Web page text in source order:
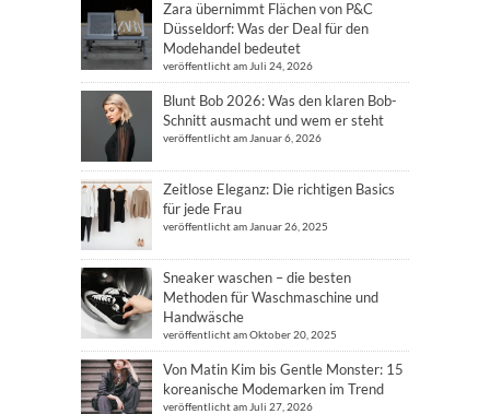
Zara übernimmt Flächen von P&C
Düsseldorf: Was der Deal für den
Modehandel bedeutet
veröffentlicht am Juli 24, 2026
Blunt Bob 2026: Was den klaren Bob-
Schnitt ausmacht und wem er steht
veröffentlicht am Januar 6, 2026
Zeitlose Eleganz: Die richtigen Basics
für jede Frau
veröffentlicht am Januar 26, 2025
Sneaker waschen – die besten
Methoden für Waschmaschine und
Handwäsche
veröffentlicht am Oktober 20, 2025
Von Matin Kim bis Gentle Monster: 15
koreanische Modemarken im Trend
veröffentlicht am Juli 27, 2026